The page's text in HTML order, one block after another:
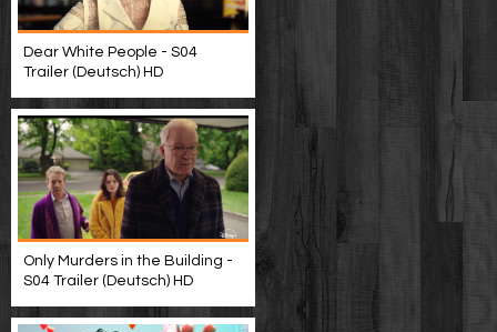
Dear White People - S04
Trailer (Deutsch) HD
Only Murders in the Building -
S04 Trailer (Deutsch) HD